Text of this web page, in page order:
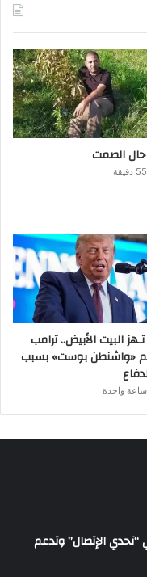
الصمت
البيت الأبيض.. ترامب
«واشنطن بوست» بسبب
ساعة واحدة
“تحدي الإتصال” وتدعم